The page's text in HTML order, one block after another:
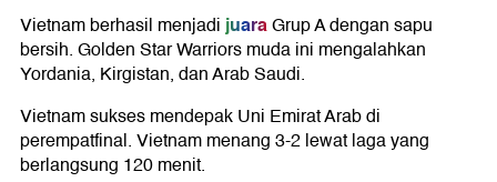
Vietnam berhasil menjadijuaraGrup A dengan sapu
bersih. Golden Star Warriors muda ini mengalahkan
Yordania, Kirgistan, dan Arab Saudi.
Vietnam sukses mendepak Uni Emirat Arab di
perempatfinal. Vietnam menang 3-2 lewat laga yang
berlangsung 120 menit.